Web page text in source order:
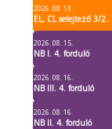
2026. 08. 13.
EL, CL selejtező 3/2.
2026. 08. 15.
NB I. 4. forduló
2026. 08. 16.
NB III. 4. forduló
2026. 08. 16.
NB II. 4. forduló